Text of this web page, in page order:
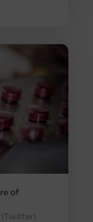
of
(Twitter)